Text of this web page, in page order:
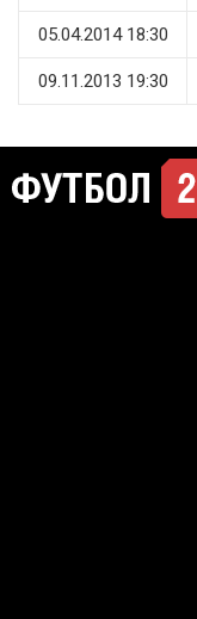
05.04.2014 18:30
09.11.2013 19:30